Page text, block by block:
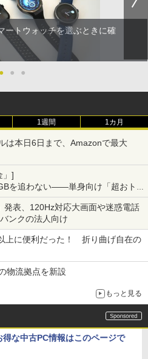
ートウォッチを選ぶときに確
● ● ●
1週間 1カ月
は本日6日まで、Amazonで最大
」]
を追わない――単身向け「超おトク
点
発表、120Hz対応大画面や迷惑電話
ンクの法人向け
上に便利だった！ 折り曲げ自在の
物流拠点を新設
もっと見る
得な中古PC情報はこのページで